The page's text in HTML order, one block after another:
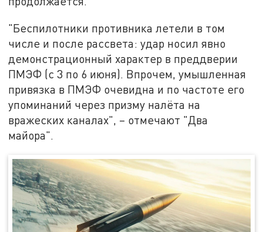
"Беспилотники противника летели в том
числе и после рассвета: удар носил явно
демонстрационный характер в преддверии
ПМЭФ (с 3 по 6 июня). Впрочем, умышленная
привязка в ПМЭФ очевидна и по частоте его
упоминаний через призму налёта на
вражеских каналах", – отмечают "Два
майора".